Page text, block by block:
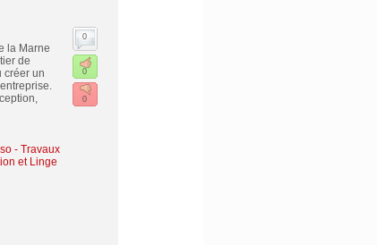
la Marne
de
créer un
- Travaux
et Linge
0
0
0